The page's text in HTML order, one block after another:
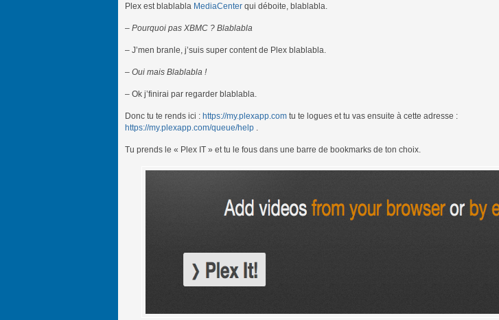
Plex est blablabla MediaCenter qui déboite, blablabla.
– Pourquoi pas XBMC ? Blablabla
– J’men branle, j’suis super content de Plex blablabla.
– Oui mais Blablabla !
– Ok j’finirai par regarder blablabla.
Donc tu te rends ici : https://my.plexapp.com tu te logues et tu vas ensuite à cette adresse :
https://my.plexapp.com/queue/help
Tu prends le « Plex IT » et tu le fous dans une barre de bookmarks de ton choix.